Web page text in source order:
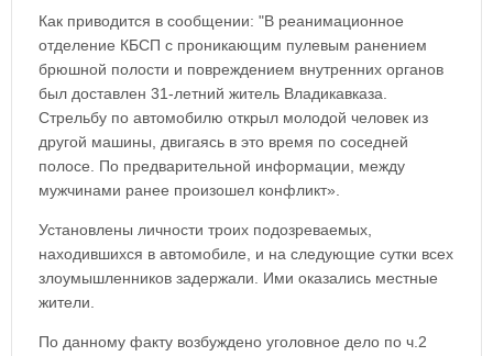
Как приводится в сообщении: "В реанимационное
отделение КБСП с проникающим пулевым ранением
брюшной полости и повреждением внутренних органов
был доставлен 31-летний житель Владикавказа.
Стрельбу по автомобилю открыл молодой человек из
другой машины, двигаясь в это время по соседней
полосе. По предварительной информации, между
мужчинами ранее произошел конфликт».
Установлены личности троих подозреваемых,
находившихся в автомобиле, и на следующие сутки всех
злоумышленников задержали. Ими оказались местные
жители.
По данному факту возбуждено уголовное дело по ч.2